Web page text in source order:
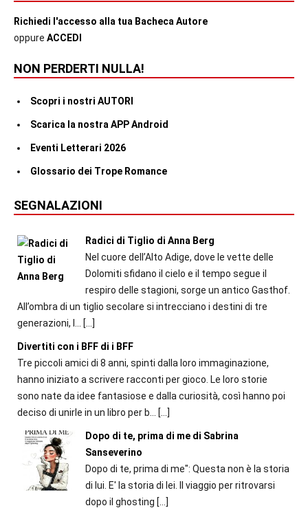
Richiedi l'accesso alla tua Bacheca Autore
oppure ACCEDI
NON PERDERTI NULLA!
Scopri i nostri AUTORI
Scarica la nostra APP Android
Eventi Letterari 2026
Glossario dei Trope Romance
SEGNALAZIONI
Radici di Tiglio di Anna Berg
Nel cuore dell’Alto Adige, dove le vette delle
Dolomiti sfidano il cielo e il tempo segue il
respiro delle stagioni, sorge un antico Gasthof.
All’ombra di un tiglio secolare si intrecciano i destini di tre
generazioni, l...
[…]
Divertiti con i BFF di i BFF
Tre piccoli amici di 8 anni, spinti dalla loro immaginazione,
hanno iniziato a scrivere racconti per gioco. Le loro storie
sono nate da idee fantasiose e dalla curiosità, così hanno poi
deciso di unirle in un libro per b...
[…]
Dopo di te, prima di me di Sabrina
Sanseverino
Dopo di te, prima di me": Questa non è la storia
di lui. E' la storia di lei. Il viaggio per ritrovarsi
dopo il ghosting […]